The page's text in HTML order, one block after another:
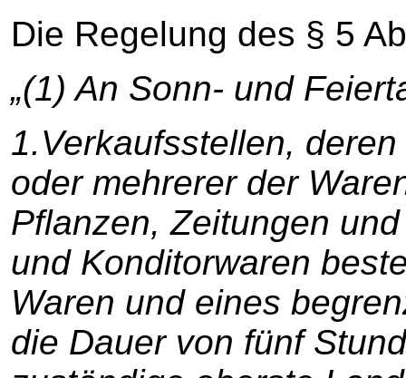
Die Regelung des § 5
„(1) An Sonn- und
1.Verkaufsstellen,
oder mehrerer der
Pflanzen, Zeitungen
und Konditorwaren
Waren und eines
die Dauer von fünf